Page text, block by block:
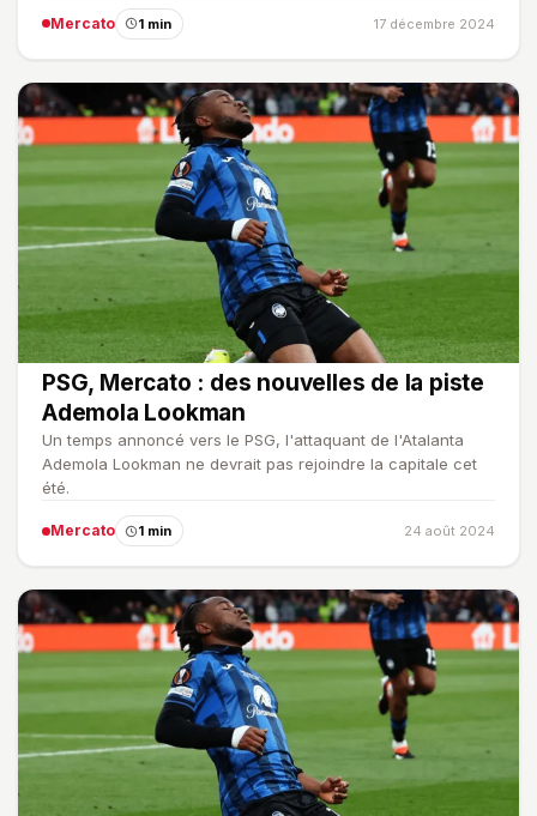
Mercato 1 min 17 décembre 2024
PSG, Mercato : des nouvelles de la piste
Ademola Lookman
Un temps annoncé vers le PSG, l'attaquant de l'Atalanta
Ademola Lookman ne devrait pas rejoindre la capitale cet
été.
Mercato 1 min 24 août 2024